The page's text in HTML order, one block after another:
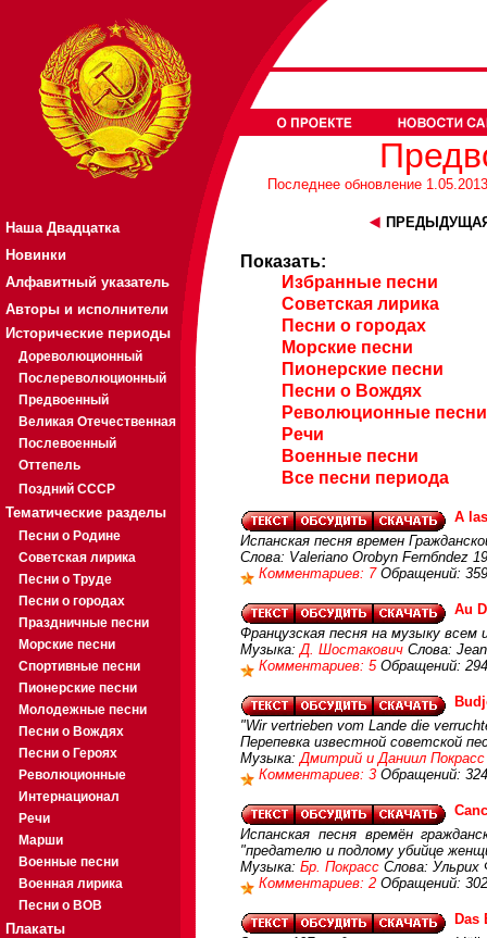
Наша Двадцатка
Новинки
Алфавитный указатель
Авторы и исполнители
Исторические периоды
Дореволюционный
Послереволюционный
Предвоенный
Великая Отечественная
Послевоенный
Оттепель
Поздний СССР
Тематические разделы
Песни о Родине
Советская лирика
Песни о Труде
Песни о городах
Праздничные песни
Морские песни
Спортивные песни
Пионерские песни
Молодежные песни
Песни о Вождях
Песни о Героях
Революционные
Интернационал
Речи
Марши
Военные песни
Военная лирика
Песни о ВОВ
Плакаты
Последнее обновление
Показать:
Избранные песни
Советская лирика
Песни о городах
Морские песни
Пионерские песни
Песни о Вождях
Революционные песни
Речи
Военные песни
Все песни периода
A
Испанская песня времен
Слова: Valeriano Orobуn Fernбndez
Комментариев: 7 Обращений:
Au
Французская песня на музыку
Музыка:Д. Шостакович Слова:
Комментариев: 5 Обращений:
"Wir vertrieben vom Lande die
Перепевка известной советской
Музыка:Дмитрий и Даниил Покрасс
Комментариев: 3 Обращений:
Испанская песня времён
"предателю и подлому убийце
Музыка: Бр. Покрасс Слова: Ульрих
Комментариев: 2 Обращений:
Das